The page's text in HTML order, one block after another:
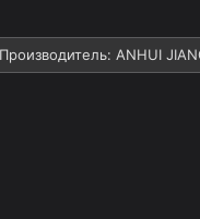
Производитель: ANHUI